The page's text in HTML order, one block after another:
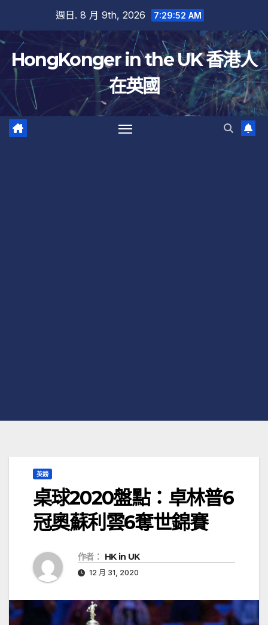
內
容
週日. 8 月 9th, 2026 7:29:53 AM
HongKonger in the UK 香港人
在英國
英鎊
桌球2020盤點：卓林普6
冠奧蘇利雲6奪世錦賽
作者： HK in UK
12 月 31, 2020